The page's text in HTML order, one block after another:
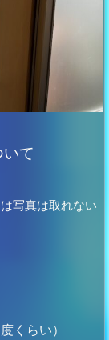
て
写真は取れない
くらい）